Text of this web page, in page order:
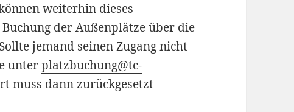
weiterhin dieses
der Außenplätze über die
jemand seinen Zugang nicht
unterplatzbuchung@tc-
muss dann zurückgesetzt